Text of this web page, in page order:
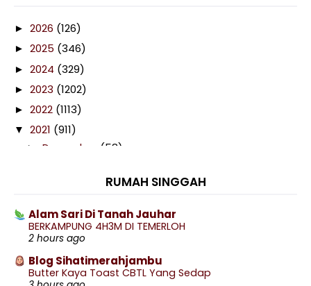
► 2026 (126)
► 2025 (346)
► 2024 (329)
► 2023 (1202)
► 2022 (1113)
▼ 2021 (911)
► December (58)
(97)
► September(88)
►August(72)
(76)
►June(45)
RUMAH SINGGAH
Alam Sari Di Tanah Jauhar
BERKAMPUNG 4H3M DI TEMERLOH
2 hours ago
Blog Sihatimerahjambu
Butter Kaya Toast CBTL Yang Sedap